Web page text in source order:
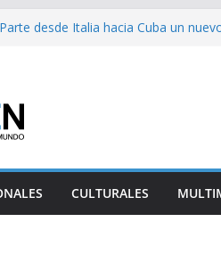
Parte desde Italia hacia Cuba un
Fidel y la causa palestina
Inauguran exposición colectiva Junto a
CULTURALES